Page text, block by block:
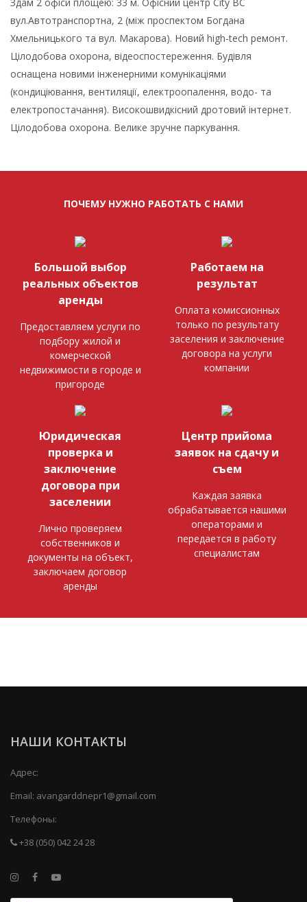
вул.Автотранспортна, 2 (між проспектом Богдана
Хмельницького та вул. Макарова). Новий high-tech ремонт.
Цілодобова охорона, відеоспостереження. Будівля
оснащена новими інженерними комунікаціями
(кондиціювання, вентиляції, електроопалення, водо- та
електропостачання). Високошвидкісний дротовий інтернет.
Цілодобова охорона. Велике зручне паркування.
ПОЧЕМУ НУЖНО РАБОТАТЬ С НАМИ
Большой выбор
реальных объектов
аренды
Предоставляем услуги по
подбору жилой и
комерческой
недвижимости в городе и
пригороде
Работаем на
результат
Оплата комиссионных
только по результату
заселения и заключение
договора на услуги
компании
Юридическая
проверка и
заключение
договора при
заселении
Лично проверяем
собственников и
документы на объект,
заключаем договор
аренды
Центр прийома
заявок на сдачу и
съем
Каждая заявка
обрабатывается нашими
операторами и
передается в работу
специалистам
НАШИ КОНТАКТЫ
Адрес:
Email: avangarddnepr1@gmail.com
Телефоны:
+38 (050) 042 24 28